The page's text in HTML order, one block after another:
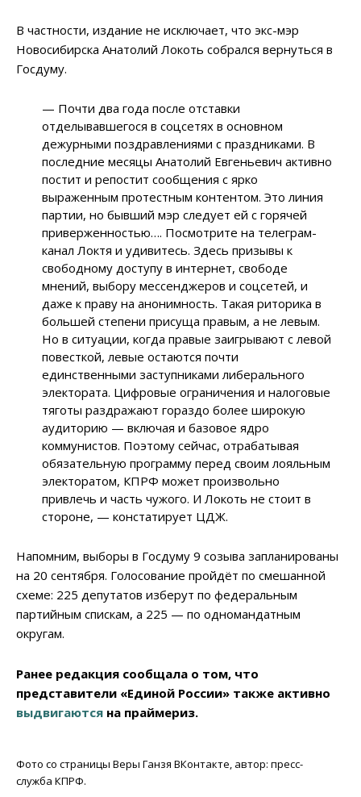
В частности, издание не исключает, что экс-мэр
Новосибирска Анатолий Локоть собрался вернуться в
Госдуму.
— Почти два года после отставки
отделывавшегося в соцсетях в основном
дежурными поздравлениями с праздниками. В
последние месяцы Анатолий Евгеньевич активно
постит и репостит сообщения с ярко
выраженным протестным контентом. Это линия
партии, но бывший мэр следует ей с горячей
приверженностью…. Посмотрите на телеграм-
канал Локтя и удивитесь. Здесь призывы к
свободному доступу в интернет, свободе
мнений, выбору мессенджеров и соцсетей, и
даже к праву на анонимность. Такая риторика в
большей степени присуща правым, а не левым.
Но в ситуации, когда правые заигрывают с левой
повесткой, левые остаются почти
единственными заступниками либерального
электората. Цифровые ограничения и налоговые
тяготы раздражают гораздо более широкую
аудиторию — включая и базовое ядро
коммунистов. Поэтому сейчас, отрабатывая
обязательную программу перед своим лояльным
электоратом, КПРФ может произвольно
привлечь и часть чужого. И Локоть не стоит в
стороне, — констатирует ЦДЖ.
Напомним, выборы в Госдуму 9 созыва запланированы
на 20 сентября. Голосование пройдёт по смешанной
схеме: 225 депутатов изберут по федеральным
партийным спискам, а 225 — по одномандатным
округам.
Ранее редакция сообщала о том, что
представители «Единой России» также активно
выдвигаются на праймериз.
Фото со страницы Веры Ганзя ВКонтакте, автор: пресс-
служба КПРФ.